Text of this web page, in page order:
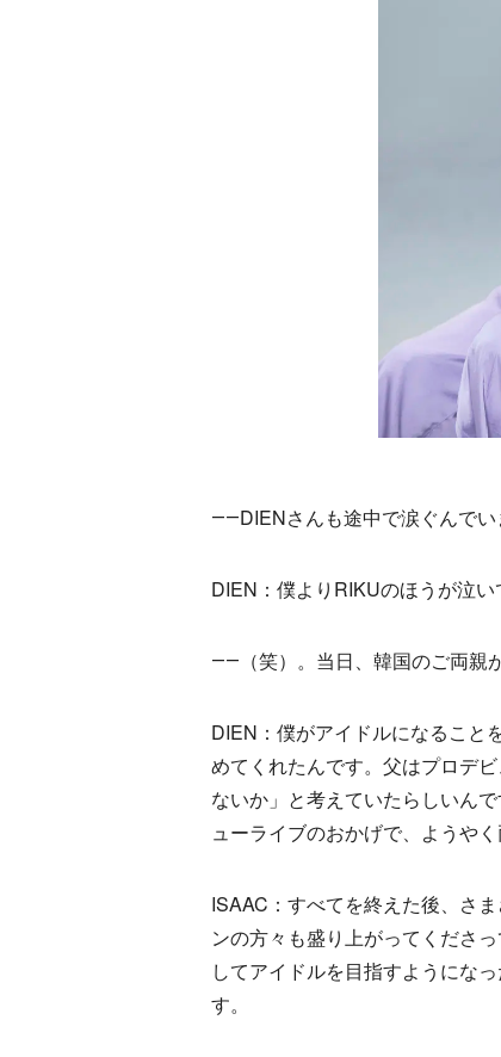
――DIENさんも途中で涙ぐんでい
DIEN：僕よりRIKUのほうが泣い
――（笑）。当日、韓国のご両親
DIEN：僕がアイドルになること
めてくれたんです。父はプロデ
ないか」と考えていたらしいん
ューライブのおかげで、ようや
ISAAC：すべてを終えた後、さ
ンの方々も盛り上がってくださ
してアイドルを目指すようにな
す。